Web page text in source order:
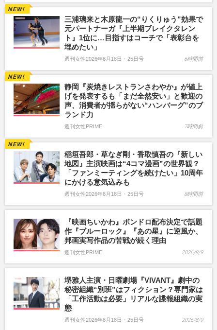
三浦璃来と木原龍一の“りくりゅう”効果で
元パートナーガ『上半期ブレイクタレン
ト』1位に…目指すはコーチで「表彰台を
埋めたい」
週刊女性2026年8月18日・25日号 6時間前
静岡『炭焼きレストランさわやか』が値上
げを発表するも「まだ全然安い」と歓迎の
声、消費者が揺らがない“ハンバーグ”のブ
ランド力
週刊女性PRIME 7時間前
稲垣吾郎・草なぎ剛・香取慎吾の『新しい
地図』主演映画は“4コマ漫画”の世界観？
「ファンミーティングを続けたい」10周年
にかける意気込みも
週刊女性2026年8月18日・25日号 8時間前
『映画ちいかわ』ボンドロ配布決定で話題
作『ブルーロック』『あの星』に逆風か、
邦画実写作品の苦戦が続く理由
週刊女性PRIME 2026/8/9
堺雅人主演・日曜劇場『VIVANT』劇中の
秘密組織“別班”はフィクション？専門家は
「工作活動は必要」リアルな諜報組織の実
態
週刊女性2026年8月18日・25日号 2026/8/9